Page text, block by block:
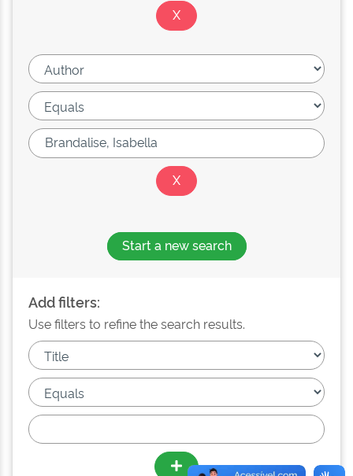
Start a new search
Add filters:
Use filters to refine the search results.